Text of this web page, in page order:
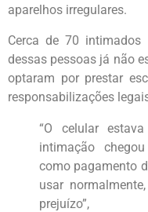
aparelhos irregulares.
Cerca de 70 intimados
dessas pessoas já não
optaram por prestar
responsabilizações
“O celular
intimação
como pagamento
usar
prejuízo”,